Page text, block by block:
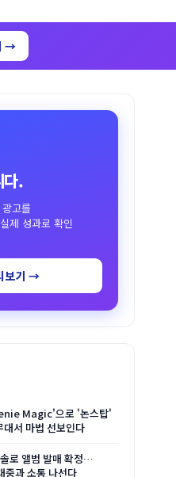
→
다.
고를
제 성과로 확인
보기 →
Magic'으로 '논스탑'
서 마법 선보인다
로 앨범 발매 확정…
중과 소통 나선다